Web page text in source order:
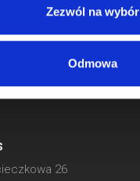
Zezwól na wybór
Odmowa
i płatności
26